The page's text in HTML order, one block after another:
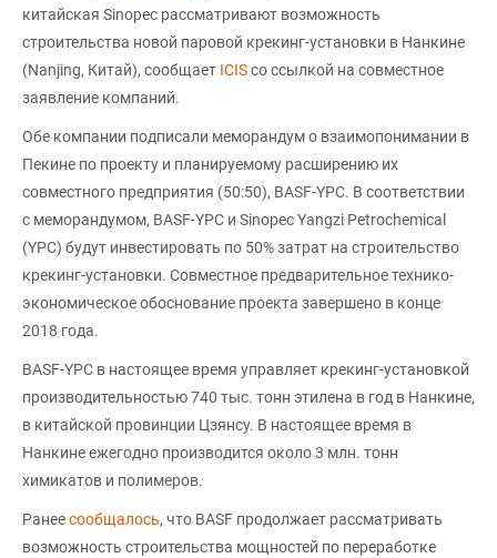
китайская Sinopec рассматривают возможность
строительства новой паровой крекинг-установки в Нанкине
(Nanjing, Китай), сообщает ICISсо ссылкой на совместное
заявление компаний.
Обе компании подписали меморандум о взаимопонимании в
Пекине по проекту и планируемому расширению их
совместного предприятия (50:50), BASF-YPC. В соответствии
с меморандумом, BASF-YPC и Sinopec Yangzi Petrochemical
(YPC) будут инвестировать по 50% затрат на строительство
крекинг-установки. Совместное предварительное технико-
экономическое обоснование проекта завершено в конце
2018 года.
BASF-YPC в настоящее время управляет крекинг-установкой
производительностью 740 тыс. тонн этилена в год в Нанкине,
в китайской провинции Цзянсу. В настоящее время в
Нанкине ежегодно производится около 3 млн. тонн
химикатов и полимеров.
Ранеесообщалось, что BASF продолжает рассматривать
возможность строительства мощностей по переработке